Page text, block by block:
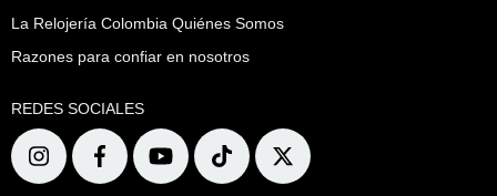
La Relojería Colombia Quiénes Somos
Razones para confiar en nosotros
REDES SOCIALES